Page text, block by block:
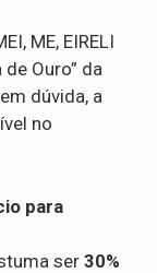
ME, EIRELI
Ouro” da
dúvida, a
no
para
ser 30%